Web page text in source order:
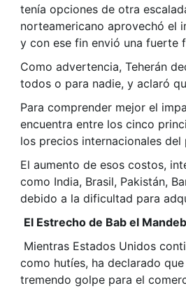
tenía opciones de otra
norteamericano aprovechó el
y con ese fin envió una fuerte
Como advertencia, Teherán
todos o para nadie, y aclaró
Para comprender mejor el
encuentra entre los cinco
los precios internacionales
El aumento de esos costos,
como India, Brasil, Pakistán,
debido a la dificultad para
El Estrecho de Bab el Mandeb
Mientras Estados Unidos
como hutíes, ha declarado
tremendo golpe para el